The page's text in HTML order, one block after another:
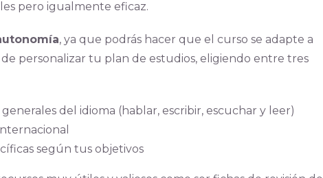
pero igualmente eficaz.
, ya que podrás hacer que el curso se adapte a
personalizar tu plan de estudios, eligiendo entre tres
del idioma (hablar, escribir, escuchar y leer)
según tus objetivos